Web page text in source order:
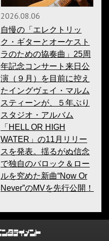
2026.08.06
自慢の「エレクトリッ
ク・ギターとオーケスト
ラのための協奏曲」25周
年記念コンサート来日公
演（９月）を目前に控え
たイングヴェイ・マルム
スティーンが、５年ぶり
スタジオ・アルバム
「HELL OR HIGH
WATER」の11月リリー
スを発表。揺るがぬ信念
で独自のバロック＆ロー
ルを究めた新曲“Now Or
Never”のMVを先行公開！